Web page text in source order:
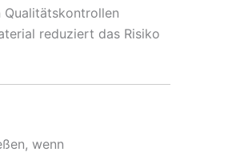
Qualitätskontrollen
reduziert das Risiko
wenn